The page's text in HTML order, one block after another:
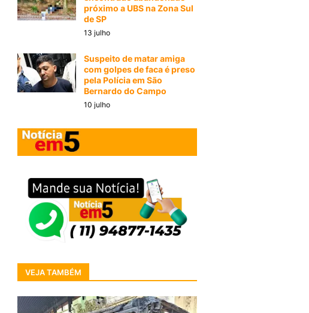
próximo a UBS na Zona Sul
de SP
13 julho
Suspeito de matar amiga
com golpes de faca é preso
pela Polícia em São
Bernardo do Campo
10 julho
VEJA TAMBÉM